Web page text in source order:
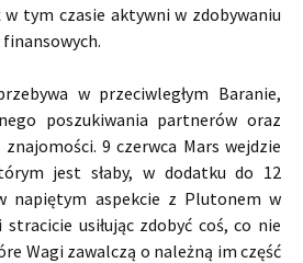
tym czasie aktywni w zdobywaniu
w przeciwległym Baranie,
poszukiwania partnerów oraz
9 czerwca Mars wejdzie
jest słaby, w dodatku do 12
napiętym aspekcie z Plutonem w
usiłując zdobyć coś, co nie
Wagi zawalczą o należną im część